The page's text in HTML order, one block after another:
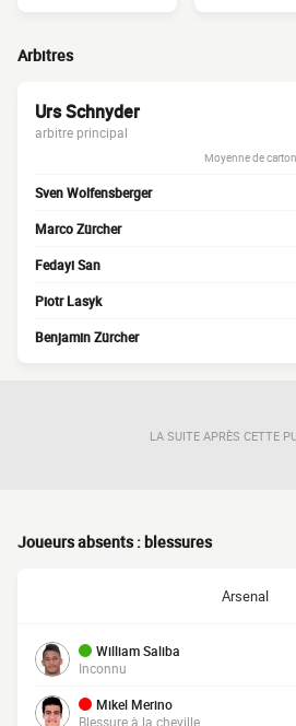
Arbitres
Urs Schnyder
arbitre principal
Moyenne de
Sven Wolfensberger
Marco Zürcher
Fedayi San
Piotr Lasyk
Benjamin Zürcher
LA SUITE APRÈS CETTE
Joueurs absents : blessures
Arsenal
William Saliba
Inconnu
Mikel Merino
Blessure à la cheville